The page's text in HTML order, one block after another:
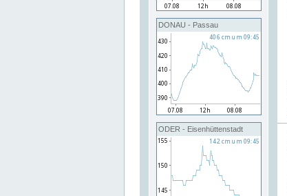
DONAU - Passau
ODER - Eisenhüttenstadt